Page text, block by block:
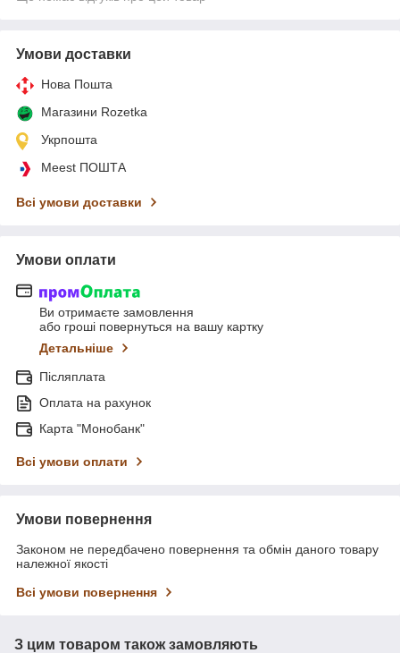
Умови доставки
Нова Пошта
Магазини Rozetka
Укрпошта
Meest ПОШТА
Всі умови доставки
Умови оплати
Ви отримаєте замовлення
або гроші повернуться на вашу картку
Детальніше
Післяплата
Оплата на рахунок
Карта "Монобанк"
Всі умови оплати
Умови повернення
Законом не передбачено повернення та обмін даного товару
належної якості
Всі умови повернення
З цим товаром також замовляють